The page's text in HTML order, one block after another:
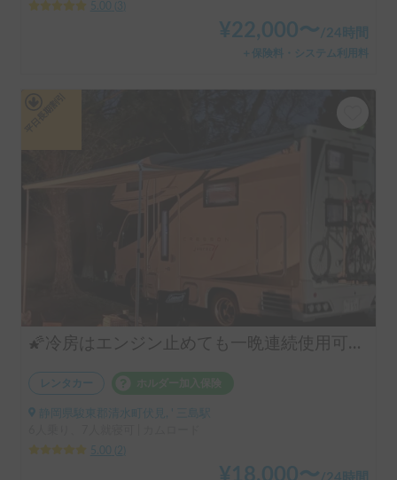
5.00
3
¥22,000〜/24時間
＋保険料・システム利用料
🌠冷房はエンジン止めても一晩連続使用可能。運転は乗り心地と安全性のための特殊装備で安全安心。家庭用エアコン、FFヒーター、強化リチウムイオンバッテリー（社外品）、ソーラーパネル、冷蔵庫、電子レンジ、TV、ないものはない！ここまで贅沢に備えた車両は他にはないと思います。安心して楽しめる旅をフル装備の安心でサポートします。
レンタカー
静岡県駿東郡清水町伏見, ' 三島駅
5.00
2
¥ 18,000〜